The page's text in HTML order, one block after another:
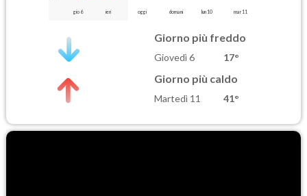
gio 6 ieri oggi domani lun 10 mar 11
Giorno più freddo
Giovedì 6 17°
Giorno più caldo
Martedì 11 41°